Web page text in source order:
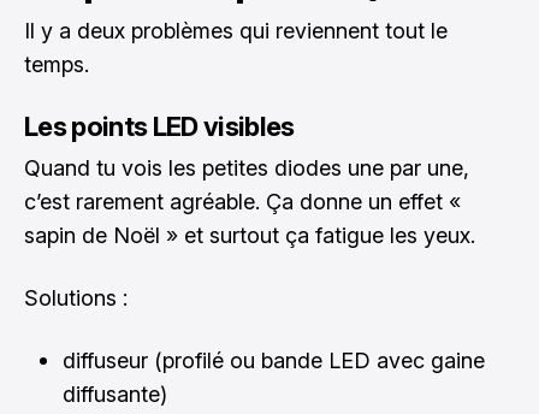
Il y a deux problèmes qui reviennent tout le
temps.
Les points LED visibles
Quand tu vois les petites diodes une par une,
c’est rarement agréable. Ça donne un effet «
sapin de Noël » et surtout ça fatigue les yeux.
Solutions :
diffuseur (profilé ou bande LED avec gaine
diffusante)